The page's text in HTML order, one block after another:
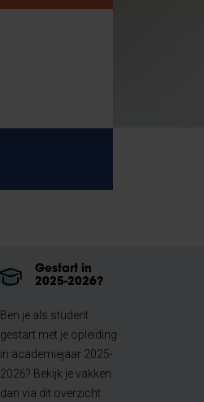
Gestart in
2025-2026?
Ben je als student
gestart met je opleiding
in academiejaar 2025-
2026? Bekijk je vakken
dan via dit overzicht